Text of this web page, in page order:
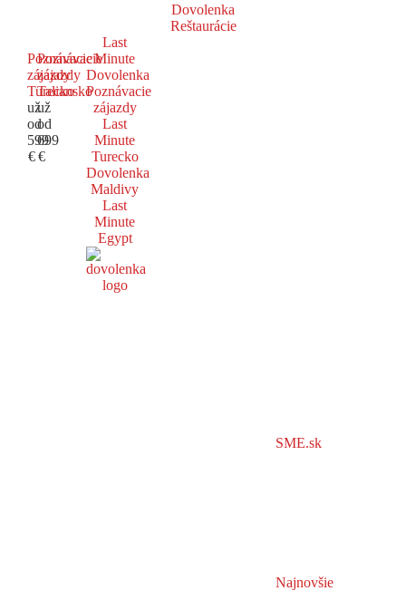
Dovolenka
Reštaurácie
Poznávacie
zájazdy
Turecko
už
od
599
€
Poznávacie
zájazdy
Taliansko
už
od
699
€
Last
Minute
Dovolenka
Poznávacie
zájazdy
Last
Minute
Turecko
Dovolenka
Maldivy
Last
Minute
Egypt
SME.sk
Najnovšie